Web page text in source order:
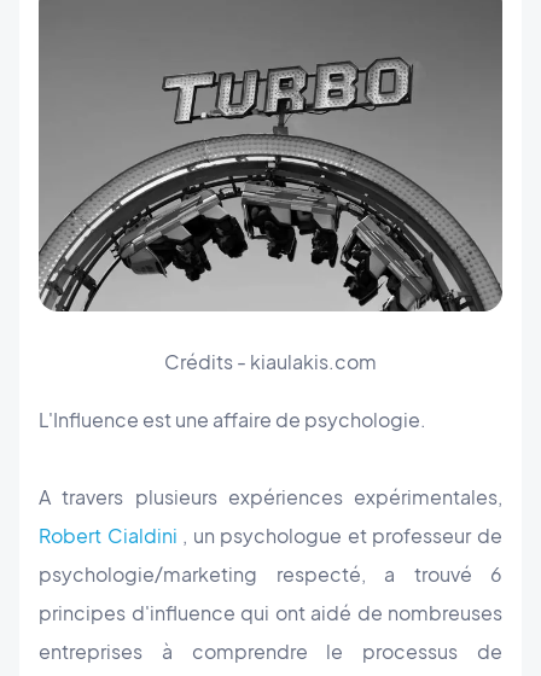
Crédits - kiaulakis.com
L'Influence est une affaire de psychologie.
A travers plusieurs expériences expérimentales,
Robert Cialdini , un psychologue et professeur de
psychologie/marketing respecté, a trouvé 6
principes d'influence qui ont aidé de nombreuses
entreprises à comprendre le processus de